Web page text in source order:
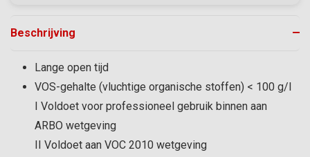
Beschrijving
Lange open tijd
VOS-gehalte (vluchtige organische stoffen) < 100 g/l
I Voldoet voor professioneel gebruik binnen aan
ARBO wetgeving
II Voldoet aan VOC 2010 wetgeving